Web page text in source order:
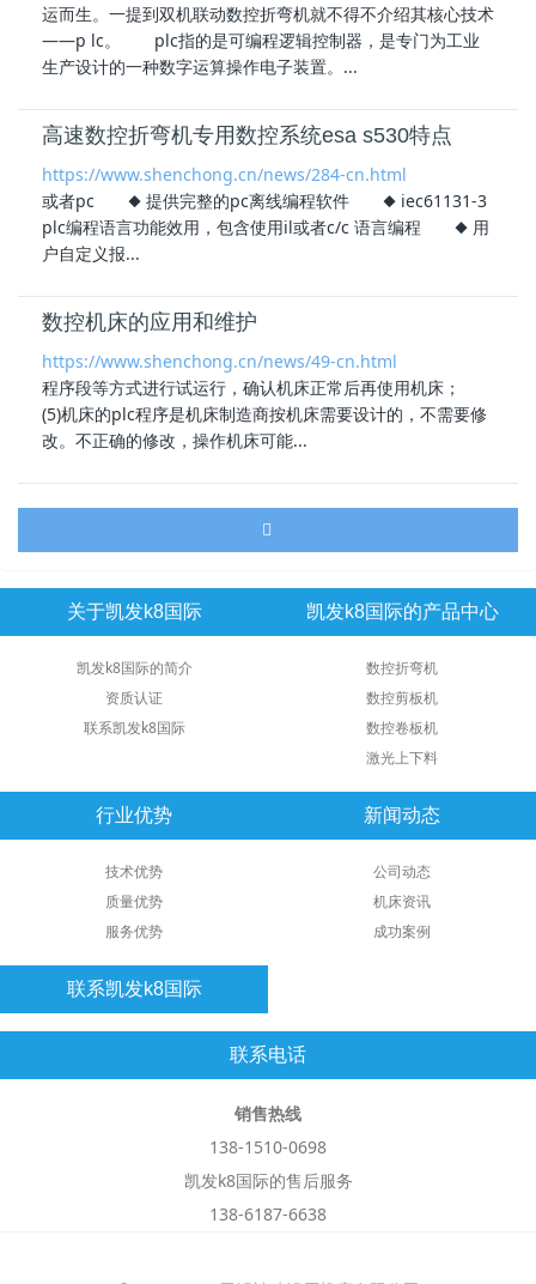
运而生。一提到双机联动数控折弯机就不得不介绍其核心技术
——p lc。 plc指的是可编程逻辑控制器，是专门为工业
生产设计的一种数字运算操作电子装置。...
高速数控折弯机专用数控系统esa s530特点
https://www.shenchong.cn/news/284-cn.html
或者pc ◆ 提供完整的pc离线编程软件 ◆ iec61131-3
plc编程语言功能效用，包含使用il或者c/c 语言编程 ◆ 用
户自定义报...
数控机床的应用和维护
https://www.shenchong.cn/news/49-cn.html
程序段等方式进行试运行，确认机床正常后再使用机床；
(5)机床的plc程序是机床制造商按机床需要设计的，不需要修
改。不正确的修改，操作机床可能...
关于凯发k8国际
凯发k8国际的简介
资质认证
联系凯发k8国际
凯发k8国际的产品中心
数控折弯机
数控剪板机
数控卷板机
激光上下料
行业优势
技术优势
质量优势
服务优势
新闻动态
公司动态
机床资讯
成功案例
联系凯发k8国际
联系电话
销售热线
138-1510-0698
凯发k8国际的售后服务
138-6187-6638